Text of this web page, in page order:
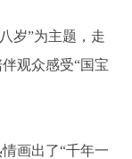
岁”为主题，走
观众感受“国宝
画出了“千年一